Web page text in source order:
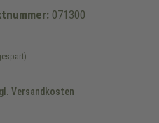
071300
Versandkosten